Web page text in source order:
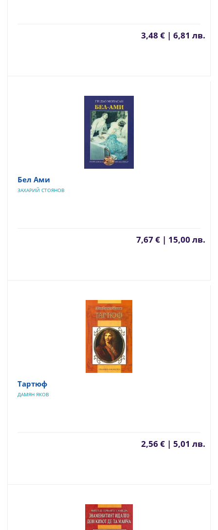
3,48 € | 6,81 лв.
Бел Ами
ЗАХАРИЙ СТОЯНОВ
7,67 € | 15,00 лв.
Тартюф
ДАМЯН ЯКОВ
2,56 € | 5,01 лв.